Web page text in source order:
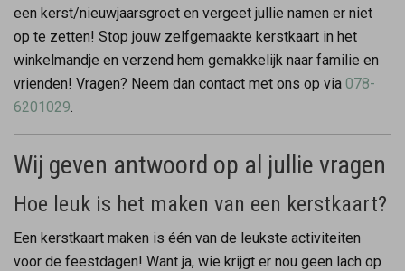
een kerst/nieuwjaarsgroet en vergeet jullie namen er niet
op te zetten! Stop jouw zelfgemaakte kerstkaart in het
winkelmandje en verzend hem gemakkelijk naar familie en
vrienden! Vragen? Neem dan contact met ons op via 078-
6201029
Wij geven antwoord op al jullie vragen
Hoe leuk is het maken van een kerstkaart?
Een kerstkaart maken is één van de leukste activiteiten
voor de feestdagen! Want ja, wie krijgt er nou geen lach op